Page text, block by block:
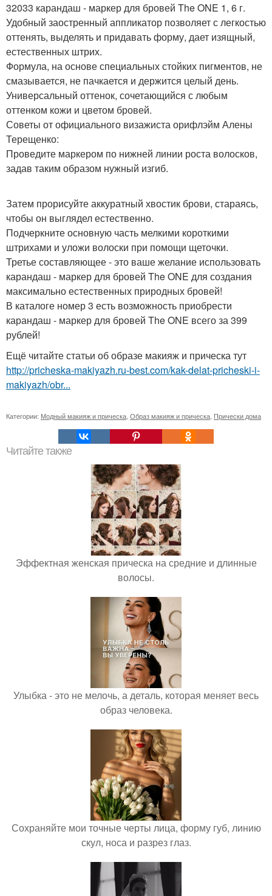
32033 карандаш - маркер для бровей The ONE 1, 6 г.
Удобный заостренный аппликатор позволяет с легкостью
оттенять, выделять и придавать форму, дает изящный,
естественных штрих.
Формула, на основе специальных стойких пигментов, не
смазывается, не пачкается и держится целый день.
Универсальный оттенок, сочетающийся с любым
оттенком кожи и цветом бровей.
Советы от официального визажиста орифлэйм Алены
Терещенко:
Проведите маркером по нижней линии роста волосков,
задав таким образом нужный изгиб.
Затем прорисуйте аккуратный хвостик брови, стараясь,
чтобы он выглядел естественно.
Подчеркните основную часть мелкими короткими
штрихами и уложи волоски при помощи щеточки.
Третье составляющее - это ваше желание использовать
карандаш - маркер для бровей The ONE для создания
максимально естественных природных бровей!
В каталоге номер 3 есть возможность приобрести
карандаш - маркер для бровей The ONE всего за 399
рублей!
Ещё читайте статьи об образе макияж и прическа тут
http://pricheska-makiyazh.ru-best.com/kak-delat-pricheski-i-
makiyazh/obr...
Категории: Модный макияж и прическа, Образ макияж и прическа, Прически дома
Читайте также
Эффектная женская прическа на средние и длинные
волосы.
Улыбка - это не мелочь, а деталь, которая меняет весь
образ человека.
Сохраняйте мои точные черты лица, форму губ, линию
скул, носа и разрез глаз.